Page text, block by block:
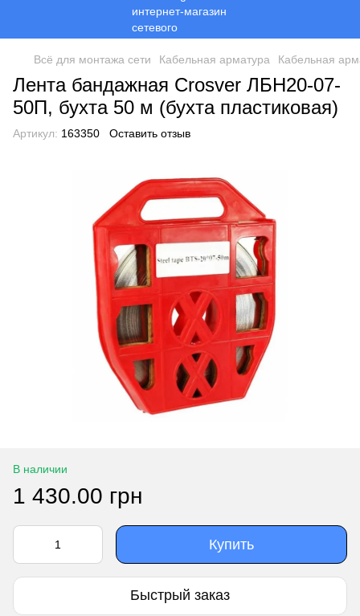
Всё для монтажа сети Кабельная арматура Кабельная
Лента бандажная Crosver ЛБН20-07-
50П, бухта 50 м (бухта пластиковая)
Артикул: 163350 Оставить отзыв
В наличии
1 430.00 грн
Купить
Быстрый заказ